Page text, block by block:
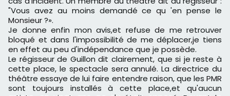
"Vous avez au moins demandé ce qu 'en pense le
Monsieur ?».
Je donne enfin mon avis,et refuse de me retrouver
bloqué et dans l'impossibilité de me déplacer,je tiens
en effet au peu d'indépendance que je possède.
Le régisseur de Guillon dit clairement, que si je reste à
cette place, le spectacle sera annulé. La directrice du
théâtre essaye de lui faire entendre raison, que les PMR
sont toujours installés à cette place,et qu'aucun